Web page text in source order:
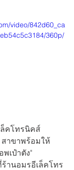
video/842d60_ca
360p/
ล็คโทรนิคส์
สาขาพร้อมให้
เป๋าตัง"
านอมรอีเล็คโทร